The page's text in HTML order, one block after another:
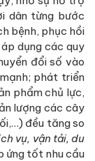
dân từng bước
bệnh, phục hồi
dụng các quy
đổi số vào
phát triển
phẩm chủ lực,
lượng các cây
đều tăng so
vụ, vận tải, du
ứng tốt nhu cầu